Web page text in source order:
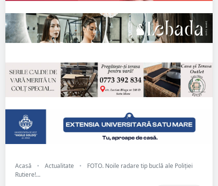
Acasă • Actualitate •
FOTO. Noile radare tip buclă ale Poliției
Rutiere!...